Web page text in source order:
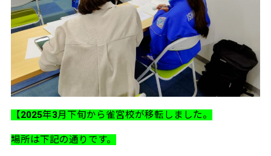
【2025年3月下旬から雀宮校が移転しました。
場所は下記の通りです。